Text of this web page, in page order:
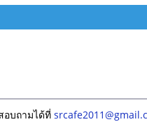
อบถามได้ที่